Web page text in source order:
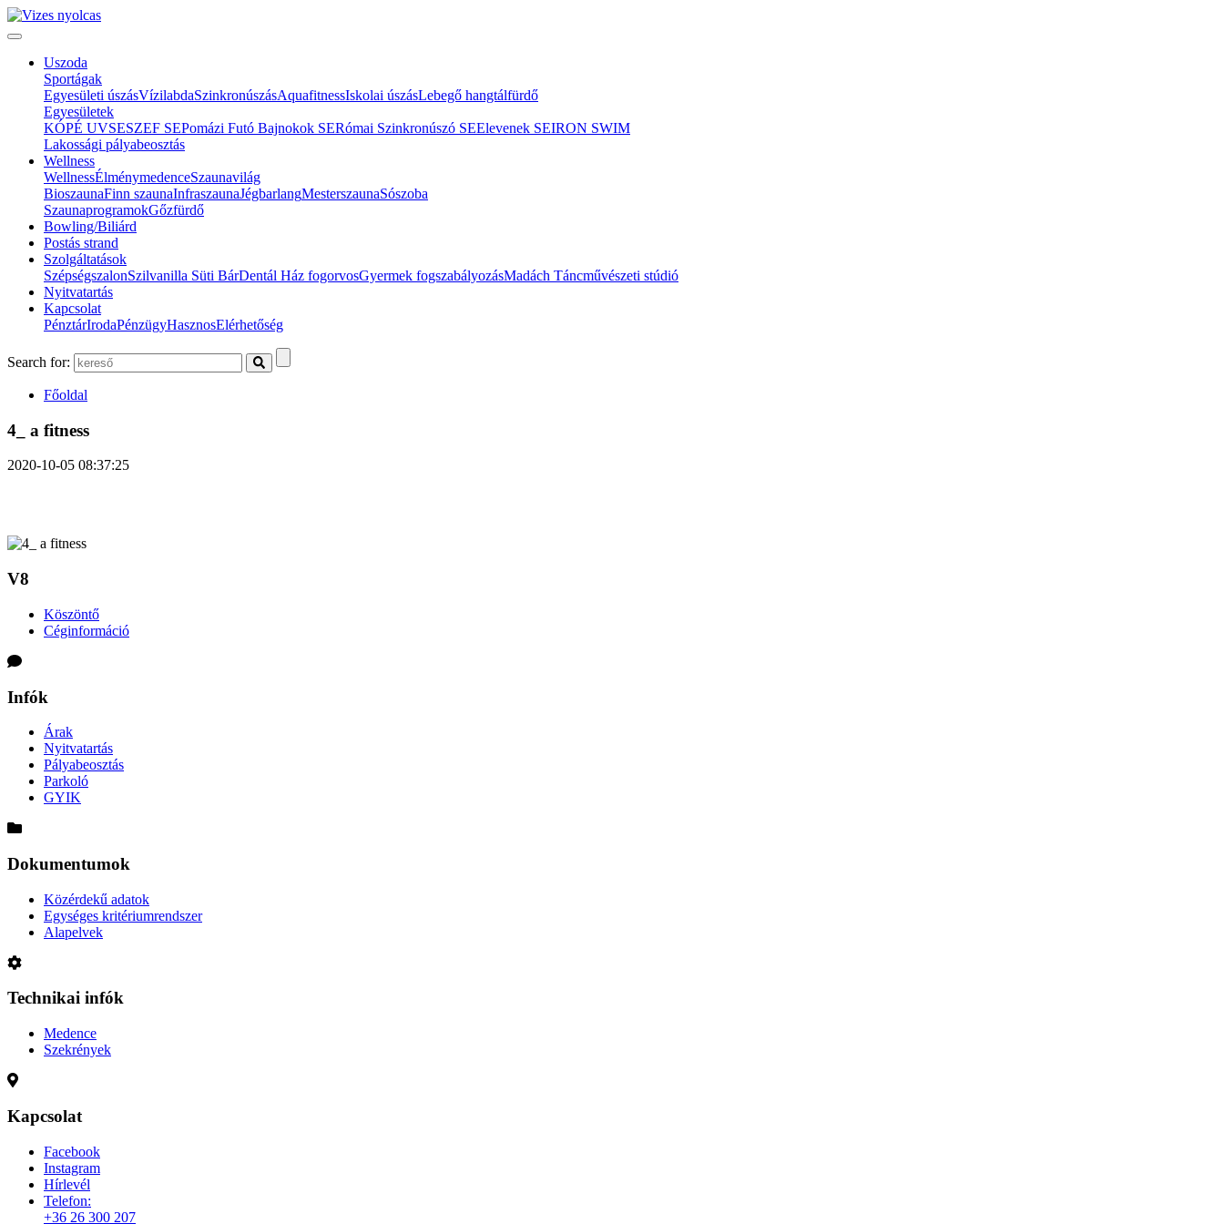
Uszoda
Sportágak
Egyesületi úszásVízilabdaSzinkronúszásAquafitnessIskolai úszásLebegő hangtálfürdő
Egyesületek
KÓPÉ UVSESZEF SEPomázi Futó Bajnokok SERómai Szinkronúszó SEElevenek SEIRON SWIM
Lakossági pályabeosztás
Wellness
WellnessÉlménymedenceSzaunavilág
BioszaunaFinn szaunaInfraszaunaJégbarlangMesterszaunaSószoba
SzaunaprogramokGőzfürdő
Bowling/Biliárd
Postás strand
Szolgáltatások
SzépségszalonSzilvanilla Süti BárDentál Ház fogorvosGyermek fogszabályozásMadách Táncművészeti stúdió
Nyitvatartás
Kapcsolat
PénztárIrodaPénzügyHasznosElérhetőség
Search for:
Főoldal
4_ a fitness
2020-10-05 08:37:25
V8
Köszöntő
Céginformáció
Infók
Árak
Nyitvatartás
Pályabeosztás
Parkoló
GYIK
Dokumentumok
Közérdekű adatok
Egységes kritériumrendszer
Alapelvek
Technikai infók
Medence
Szekrények
Kapcsolat
Facebook
Instagram
Hírlevél
Telefon:
+36 26 300 207